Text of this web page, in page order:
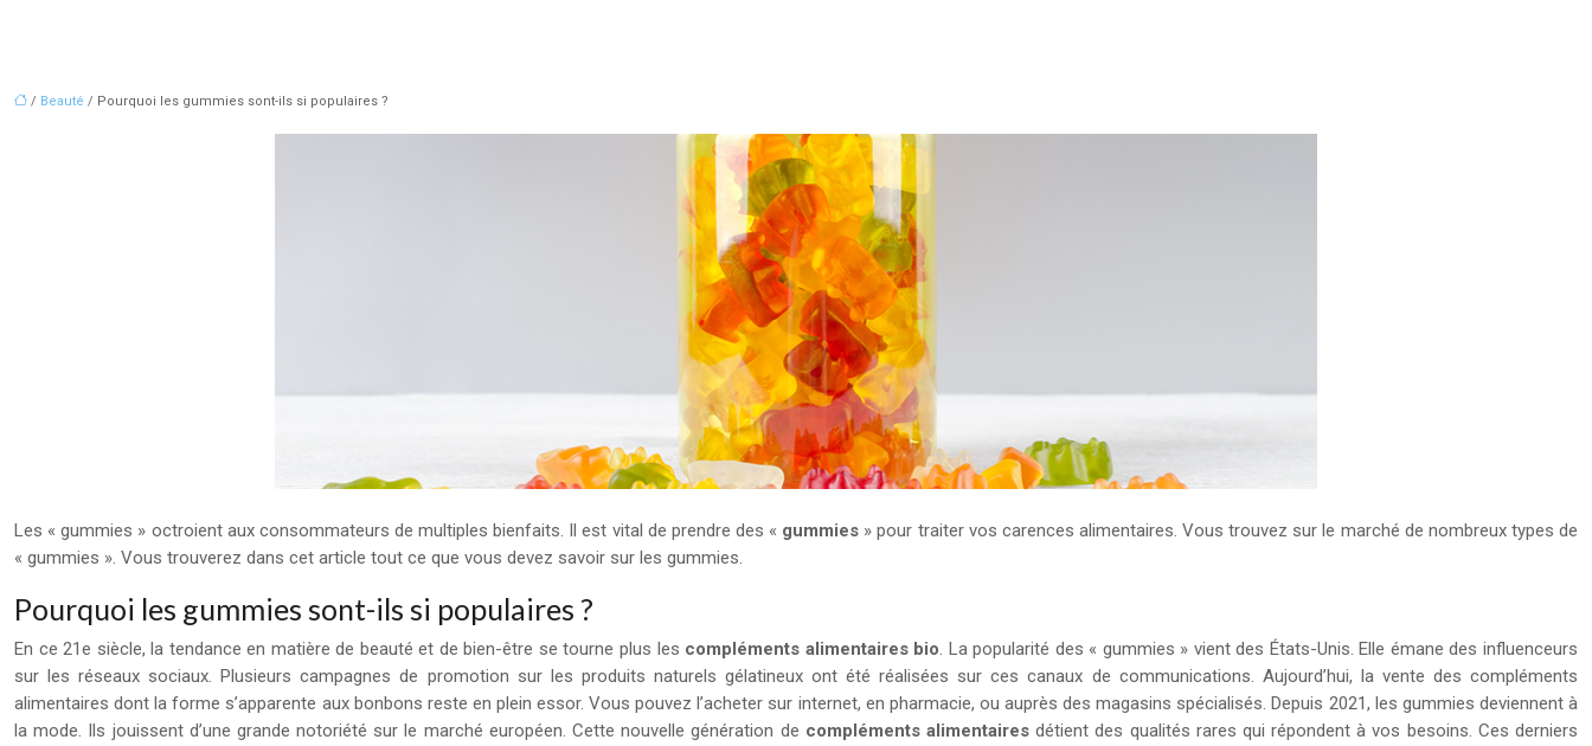
/ Beauté / Pourquoi les gummies sont-ils si populaires ?
Les « gummies » octroient aux consommateurs de multiples bienfaits. Il est vital de prendre des « gummies » pour traiter vos carences alimentaires. Vous trouvez sur le marché de nombreux types de
« gummies ». Vous trouverez dans cet article tout ce que vous devez savoir sur les gummies.
Pourquoi les gummies sont-ils si populaires ?
En ce 21e siècle, la tendance en matière de beauté et de bien-être se tourne plus les compléments alimentaires bio. La popularité des « gummies » vient des États-Unis. Elle émane des influenceurs
sur les réseaux sociaux. Plusieurs campagnes de promotion sur les produits naturels gélatineux ont été réalisées sur ces canaux de communications. Aujourd’hui, la vente des compléments
alimentaires dont la forme s’apparente aux bonbons reste en plein essor. Vous pouvez l’acheter sur internet, en pharmacie, ou auprès des magasins spécialisés. Depuis 2021, les gummies deviennent à
la mode. Ils jouissent d’une grande notoriété sur le marché européen. Cette nouvelle génération de compléments alimentairesdétient des qualités rares qui répondent à vos besoins. Ces derniers